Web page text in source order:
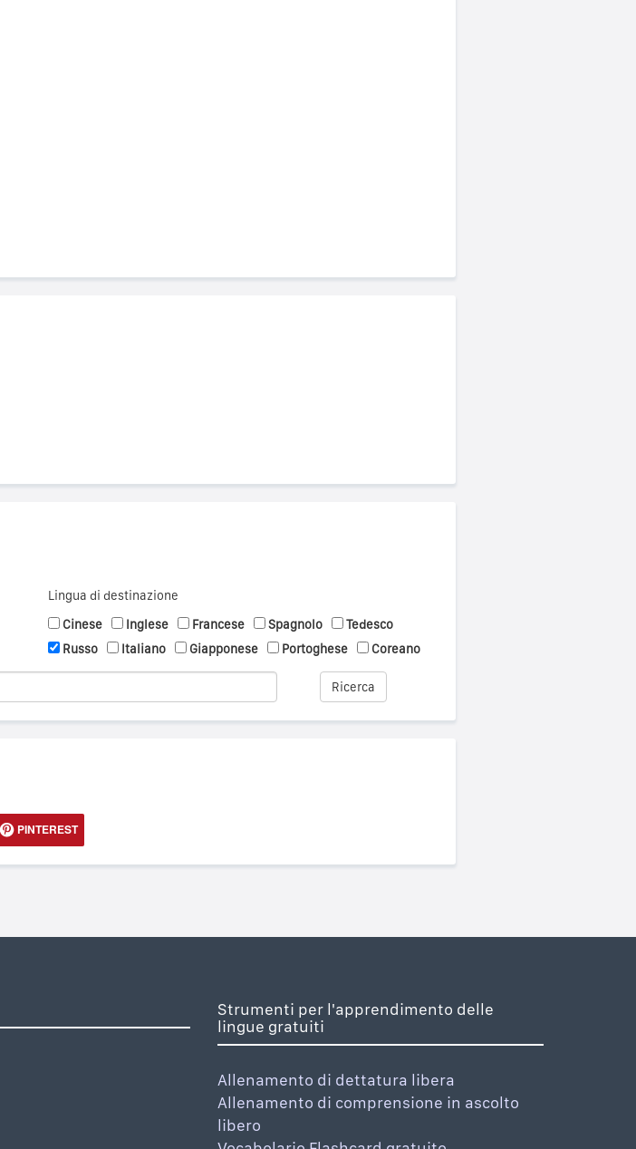
Lingua di destinazione
Cinese
Inglese Francese Spagnolo
Tedesco
Russo
Italiano Giapponese Portoghese Coreano
Ricerca
PINTEREST
Strumenti per l'apprendimento delle
lingue gratuiti
Allenamento di dettatura libera
Allenamento di comprensione in ascolto
libero